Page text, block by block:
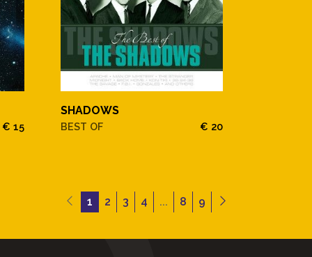
€ 15
SHADOWS
BEST OF € 20
1 2 3 4 ... 8 9